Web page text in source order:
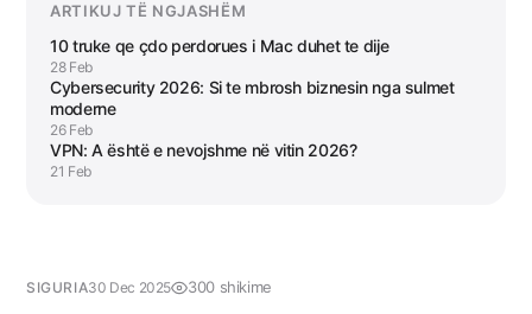
SIGURIA30 Dec 2025 300 shikime
ARTIKUJ TË NGJASHËM
10 truke qe çdo perdorues i Mac duhet te dije
28 Feb
Cybersecurity 2026: Si te mbrosh biznesin nga sulmet
moderne
26 Feb
VPN: A është e nevojshme në vitin 2026?
21 Feb